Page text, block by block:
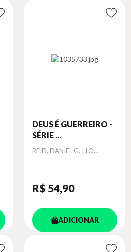
DEUS É GUERREIRO -
SÉRIE ...
Autor
REID, DANIEL G. | LO...
R$ 54,90
ADICIONAR